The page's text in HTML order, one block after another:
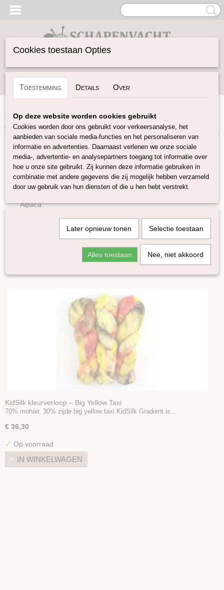
Inloggen Registreren
(0)
Home>Garen>Soort Garen>Zijde>kid mohair / zijde 7
kleuren
Garen
Soort Garen
Wol
Alpaca
Yasmin Mini's
Kid mohair en Zijde
Katoen
Seacell
Ramie
Merken
Accessoires
Sorteer op:
KidSilk kleurverloop – Big Yellow Taxi
70% mohair, 30% zijde big yellow taxi KidSilk Gradient is…
€ 36,30
✓ Op voorraad
IN WINKELWAGEN
Cookies toestaan Opties
Toestemming Details Over
Op deze website worden cookies gebruikt
Cookies worden door ons gebruikt voor verkeersanalyse, het
aanbieden van sociale media-functies en het personaliseren van
informatie en advertenties. Daarnaast verlenen we onze sociale
media-, advertentie- en analysepartners toegang tot informatie over
hoe u onze site gebruikt. Zij kunnen deze informatie gebruiken in
combinatie met andere gegevens die zij mogelijk hebben verzameld
door uw gebruik van hun diensten of die u hen hebt verstrekt.
Later opnieuw tonen Selectie toestaan
Alles toestaan Nee, niet akkoord